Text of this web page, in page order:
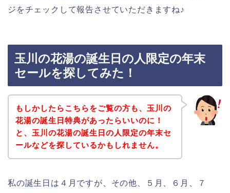
ジをチェックして報告させていただきますね♪
玉川の花湯の誕生日の人限定の年末
セールを探してみた！
もしかしたらこちらをご覧の方も、玉川の
花湯の誕生日特典があったらいいのに！
と、玉川の花湯の誕生日の人限定の年末セ
ールなどを探しているかもしれません。
私の誕生日は４月ですが、その他、５月、６月、７